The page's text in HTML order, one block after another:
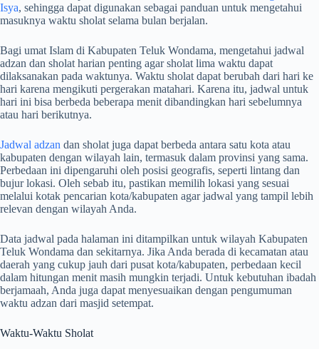
Isya, sehingga dapat digunakan sebagai panduan untuk mengetahui
masuknya waktu sholat selama bulan berjalan.
Bagi umat Islam di Kabupaten Teluk Wondama, mengetahui jadwal
adzan dan sholat harian penting agar sholat lima waktu dapat
dilaksanakan pada waktunya. Waktu sholat dapat berubah dari hari ke
hari karena mengikuti pergerakan matahari. Karena itu, jadwal untuk
hari ini bisa berbeda beberapa menit dibandingkan hari sebelumnya
atau hari berikutnya.
Jadwal adzan dan sholat juga dapat berbeda antara satu kota atau
kabupaten dengan wilayah lain, termasuk dalam provinsi yang sama.
Perbedaan ini dipengaruhi oleh posisi geografis, seperti lintang dan
bujur lokasi. Oleh sebab itu, pastikan memilih lokasi yang sesuai
melalui kotak pencarian kota/kabupaten agar jadwal yang tampil lebih
relevan dengan wilayah Anda.
Data jadwal pada halaman ini ditampilkan untuk wilayah Kabupaten
Teluk Wondama dan sekitarnya. Jika Anda berada di kecamatan atau
daerah yang cukup jauh dari pusat kota/kabupaten, perbedaan kecil
dalam hitungan menit masih mungkin terjadi. Untuk kebutuhan ibadah
berjamaah, Anda juga dapat menyesuaikan dengan pengumuman
waktu adzan dari masjid setempat.
Waktu-Waktu Sholat